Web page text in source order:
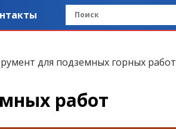
для подземных горных работ
работ